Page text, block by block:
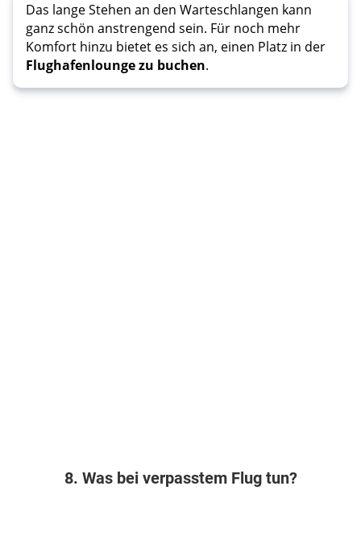
Das lange Stehen an den Warteschlangen kann
ganz schön anstrengend sein. Für noch mehr
Komfort hinzu bietet es sich an, einen Platz in der
Flughafenlounge zu buchen.
8. Was bei verpasstem Flug tun?